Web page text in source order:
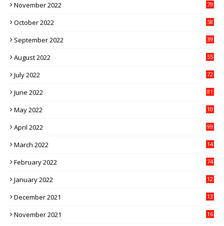
November 2022 79
October 2022 58
September 2022 39
August 2022 55
July 2022 72
June 2022 81
May 2022
10
April 2022 99
March 2022
14
February 2022 74
January 2022
12
December 2021
13
November 2021
16